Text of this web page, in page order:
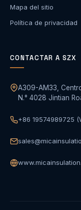
Mapa del sitio
Política de privacidad
CONTACTAR A SZX
A309-AM33,
N.° 4028 Jintian
+86 19574989725